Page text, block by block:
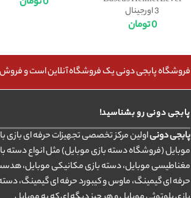
3 اورجینال
0تومان
فروشگاه پابجی دونی یک فروشگاه آنلاین است و
پابجی دونی رو بشناسید!
پابجی دونیاولین مرکز تخصصی تجهیزات حرفه ای بازی با
موبایل (فروشگاه دسته بازی موبایل) مثل انواع دسته
مغناطیسی موبایل، دسته بازی مکانیکی موبایل،
حرفه ای گیمینگ، ماوس و کیبورد حرفه ای گیمینگ،